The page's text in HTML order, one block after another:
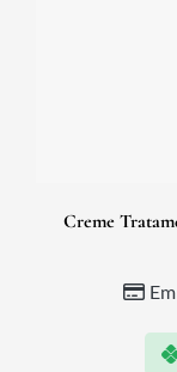
Creme